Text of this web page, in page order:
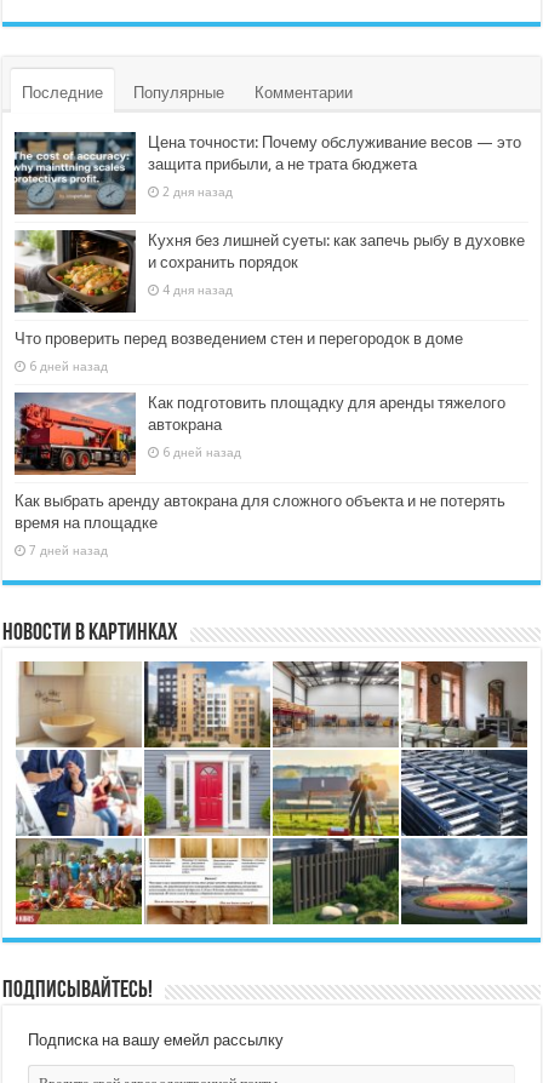
Последние Популярные Комментарии
Цена точности: Почему обслуживание весов — это
защита прибыли, а не трата бюджета
2 дня назад
Кухня без лишней суеты: как запечь рыбу в духовке
и сохранить порядок
4 дня назад
Что проверить перед возведением стен и перегородок в доме
6 дней назад
Как подготовить площадку для аренды тяжелого
автокрана
6 дней назад
Как выбрать аренду автокрана для сложного объекта и не потерять
время на площадке
7 дней назад
Новости в картинках
Подписывайтесь!
Подписка на вашу емейл рассылку